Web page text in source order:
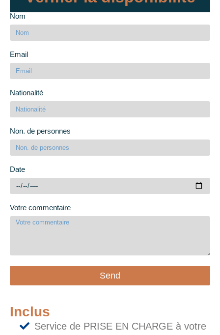
Nom
Email
Nationalité
Non. de personnes
Date
Votre commentaire
Send
Inclus
Service de PRISE EN CHARGE à votre